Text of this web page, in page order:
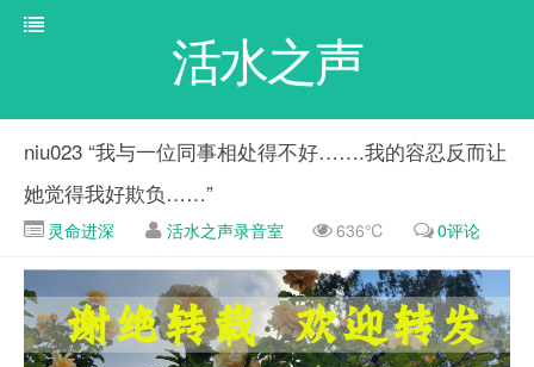
活水之声
niu023 “我与一位同事相处得不好…….我的容忍反而让
她觉得我好欺负……”
灵命进深 活水之声录音室 636℃ 0评论